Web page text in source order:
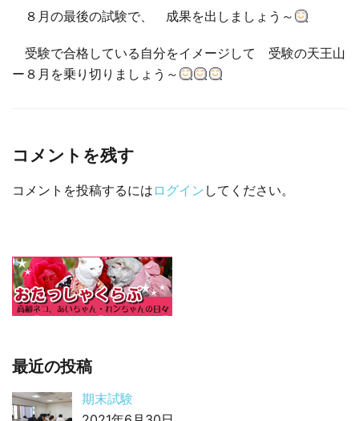
８月の最後の試験で、 成果を出しましょう～
受験で合格している自分をイメージして 受験の天王山
ー８月を乗り切りましょう～
コメントを残す
コメントを投稿するには ログイン してください。
最近の投稿
期末試験